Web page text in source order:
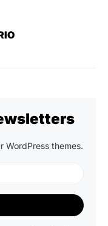
WordPress themes.